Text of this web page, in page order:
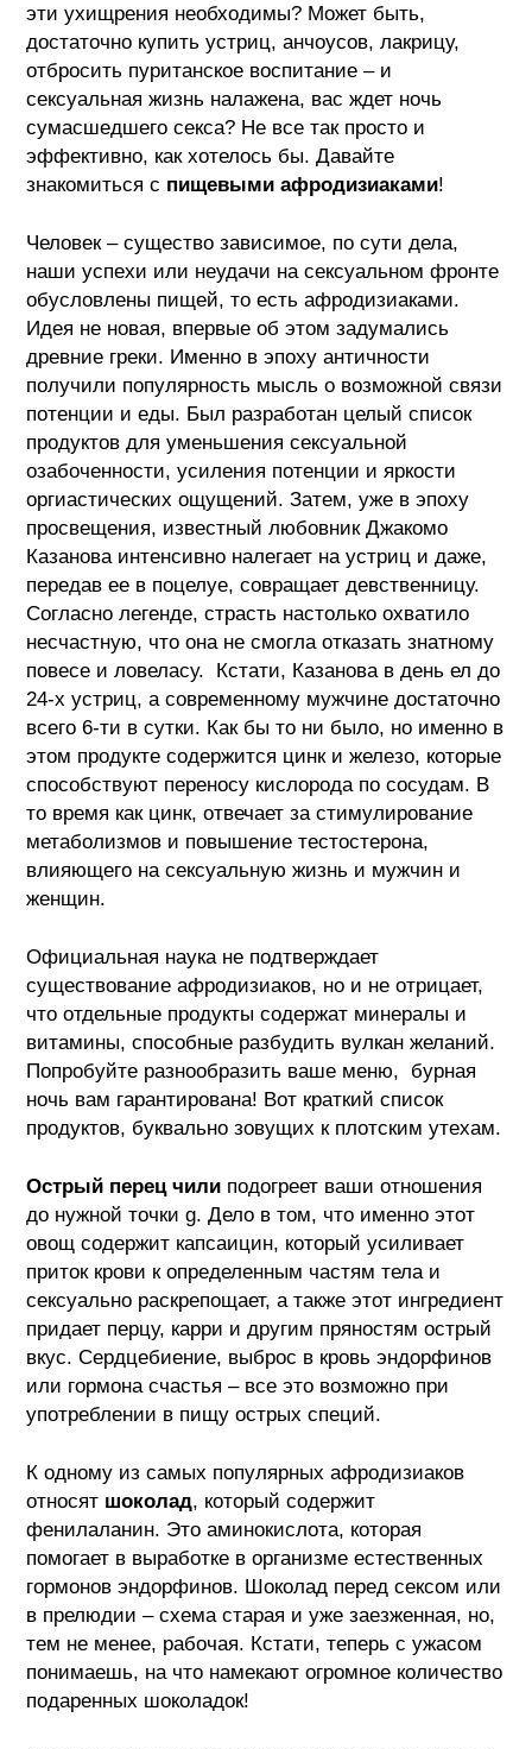
эти ухищрения необходимы? Может быть,
достаточно купить устриц, анчоусов, лакрицу,
отбросить пуританское воспитание – и
сексуальная жизнь налажена, вас ждет ночь
сумасшедшего секса? Не все так просто и
эффективно, как хотелось бы. Давайте
знакомиться с пищевыми афродизиаками!
Человек – существо зависимое, по сути дела,
наши успехи или неудачи на сексуальном фронте
обусловлены пищей, то есть афродизиаками.
Идея не новая, впервые об этом задумались
древние греки. Именно в эпоху античности
получили популярность мысль о возможной связи
потенции и еды. Был разработан целый список
продуктов для уменьшения сексуальной
озабоченности, усиления потенции и яркости
оргиастических ощущений. Затем, уже в эпоху
просвещения, известный любовник Джакомо
Казанова интенсивно налегает на устриц и даже,
передав ее в поцелуе, совращает девственницу.
Согласно легенде, страсть настолько охватило
несчастную, что она не смогла отказать знатному
повесе и ловеласу. Кстати, Казанова в день ел до
24-х устриц, а современному мужчине достаточно
всего 6-ти в сутки. Как бы то ни было, но именно в
этом продукте содержится цинк и железо, которые
способствуют переносу кислорода по сосудам. В
то время как цинк, отвечает за стимулирование
метаболизмов и повышение тестостерона,
влияющего на сексуальную жизнь и мужчин и
женщин.
Официальная наука не подтверждает
существование афродизиаков, но и не отрицает,
что отдельные продукты содержат минералы и
витамины, способные разбудить вулкан желаний.
Попробуйте разнообразить ваше меню, бурная
ночь вам гарантирована! Вот краткий список
продуктов, буквально зовущих к плотским утехам.
Острый перец чили подогреет ваши отношения
до нужной точки g. Дело в том, что именно этот
овощ содержит капсаицин, который усиливает
приток крови к определенным частям тела и
сексуально раскрепощает, а также этот ингредиент
придает перцу, карри и другим пряностям острый
вкус. Сердцебиение, выброс в кровь эндорфинов
или гормона счастья – все это возможно при
употреблении в пищу острых специй.
К одному из самых популярных афродизиаков
относят шоколад, который содержит
фенилаланин. Это аминокислота, которая
помогает в выработке в организме естественных
гормонов эндорфинов. Шоколад перед сексом или
в прелюдии – схема старая и уже заезженная, но,
тем не менее, рабочая. Кстати, теперь с ужасом
понимаешь, на что намекают огромное количество
подаренных шоколадок!